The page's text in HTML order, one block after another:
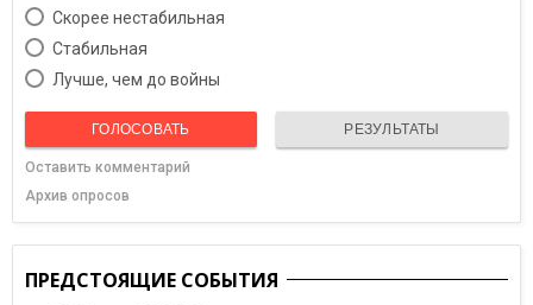
Скорее нестабильная
Cтабильная
Лучше, чем до войны
ГОЛОСОВАТЬ РЕЗУЛЬТАТЫ
Оставить комментарий
Архив опросов
ПРЕДСТОЯЩИЕ СОБЫТИЯ